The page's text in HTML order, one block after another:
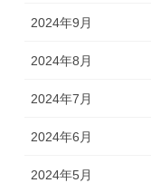
2024年9月
2024年8月
2024年7月
2024年6月
2024年5月